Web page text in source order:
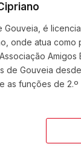
Gouveia, é
onde atua
Amigos
de Gouveia
as funções de